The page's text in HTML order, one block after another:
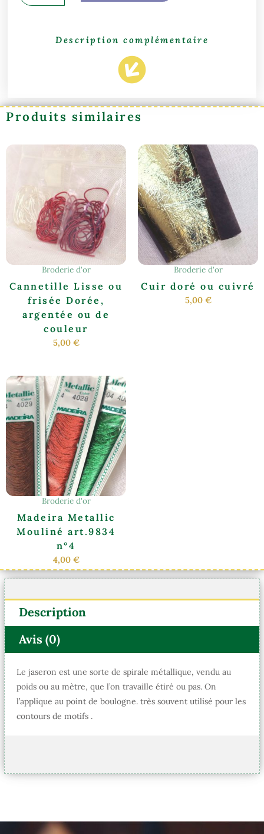
Description complémentaire
Produits similaires
Broderie d'or
Cannetille Lisse ou
frisée Dorée,
argentée ou de
couleur
5,00 €
Broderie d'or
Cuir doré ou cuivré
5,00 €
Ce
produit
a
plusieurs
variations.
Les
options
peuvent
être
choisies
sur
Broderie d'or
Madeira Metallic
Mouliné art.9834
n°4
4,00 €
Ce
produit
a
plusieurs
variations.
Les
options
peuvent
être
choisies
sur
la
page
du
Description
Avis (0)
Le jaseron est une sorte de spirale métallique, vendu au
poids ou au mètre, que l’on travaille étiré ou pas. On
l’applique au point de boulogne. très souvent utilisé pour les
contours de motifs .